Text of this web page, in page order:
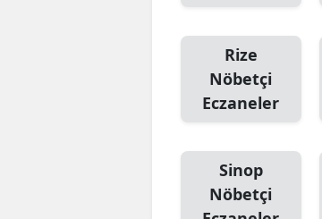
Rize
Nöbetçi
Eczaneler
Sinop
Nöbetçi